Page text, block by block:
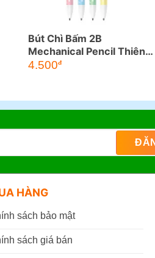
Bút Chì Bấm 2B
Mechanical Pencil Thiên
Long PC-029
4.500đ
HÀNG
sách bảo mật
sách giá bán